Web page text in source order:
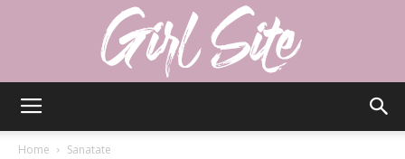
Home Sanatate